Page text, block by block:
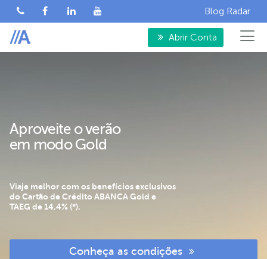
Blog Radar
Abrir Conta
Aproveite o verão
em modo Gold
Viaje melhor com os benefícios exclusivos
do Cartão de Crédito ABANCA Gold e
TAEG de 14,4% (*).
Conheça as condições